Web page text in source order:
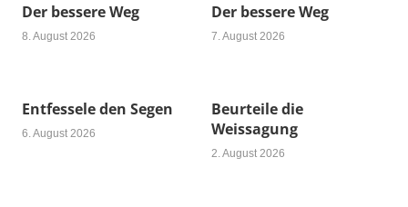
Der bessere Weg
8. August 2026
Der bessere Weg
7. August 2026
Entfessele den Segen
6. August 2026
Beurteile die
Weissagung
2. August 2026